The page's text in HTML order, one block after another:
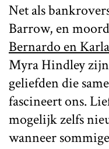
Net als
Barrow, en
Bernardo en
Myra Hindley
geliefden die
fascineert ons.
mogelijk zelfs
wanneer